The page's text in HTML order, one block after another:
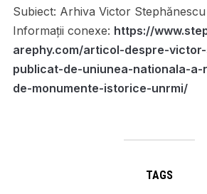
Subiect: Arhiva Victor Stephănescu
Informații conexe: https://
arephy.com/articol-despre-
publicat-de-uniunea-nationala-
de-monumente-istorice-unrmi/
TAGS